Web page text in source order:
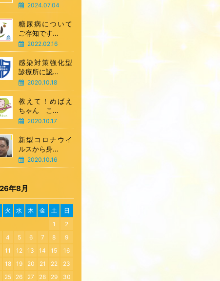
2024.07.04
糖尿病について
ご存知です…
2022.02.16
感染対策強化型
診療所に認…
2020.10.18
教えて！めばえ
ちゃん こ…
2020.10.17
新型コロナウイ
ルスから身…
2020.10.16
年8月
火 水 木 金 土
日
1
2
4 5 6 7 8
9
11 12 13 14 15
16
18 19 20 21 22
23
25 26 27 28 29
30